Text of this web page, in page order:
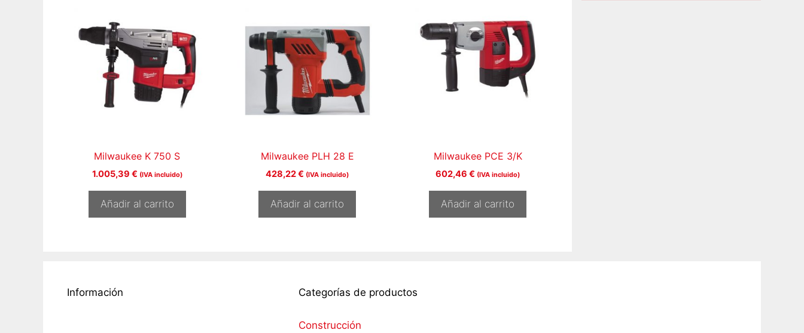
Milwaukee K 750 S
1.005,39 € (IVA incluido)
Añadir al carrito
Milwaukee PLH 28 E
428,22€ (IVA incluido)
Añadir al carrito
Milwaukee PCE 3/K
602,46€ (IVA incluido)
Añadir al carrito
Información Categorías de productos
Construcción